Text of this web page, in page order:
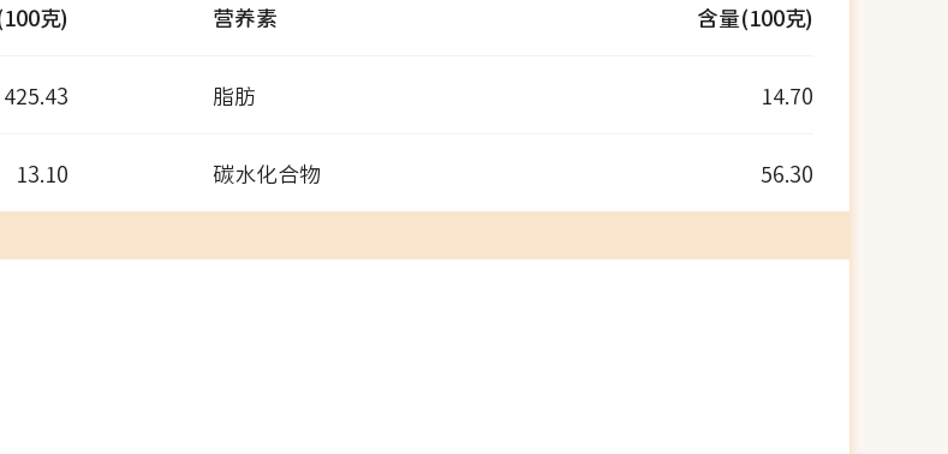
克) 营养素 含量(100克)
425.43 脂肪 14.70
13.10 碳水化合物
56.30